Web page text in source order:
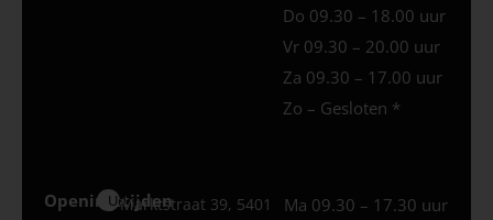
Do 09.30 – 18.00 uur
Vr 09.30 – 20.00 uur
Za 09.30 – 17.00 uur
Zo – Gesloten *
Openingstijden
Uden
Marktstraat 39, 5401
Ma 09.30 – 17.30 uur